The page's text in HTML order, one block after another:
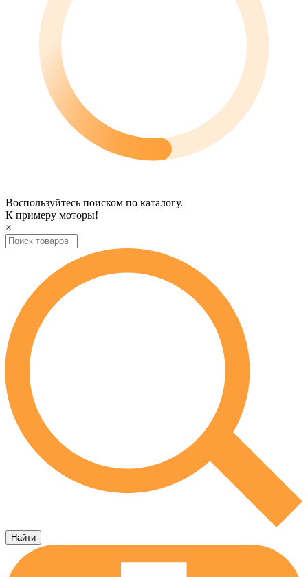
Воспользуйтесь поиском по каталогу.
К примеру моторы!
×